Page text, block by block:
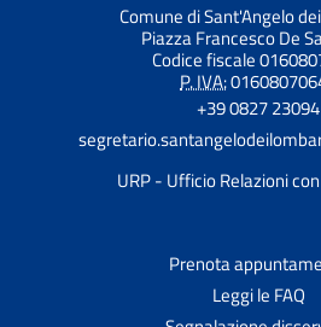
Comune di Sant'Angelo
Piazza Francesco De
Codice fiscale
P. IVA:
+39 0827 23094
URP - Ufficio Relazioni
Prenota
Leggi le FAQ